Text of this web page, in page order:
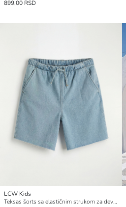
899,00 RSD
LCW Kids
Teksas šorts sa elastičnim strukom za devojčice